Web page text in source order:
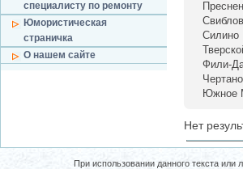
специалисту по ремонту
Юмористическая
страничка
О нашем сайте
Силино
Фили-
Южное
Нет
При использовании данного текста